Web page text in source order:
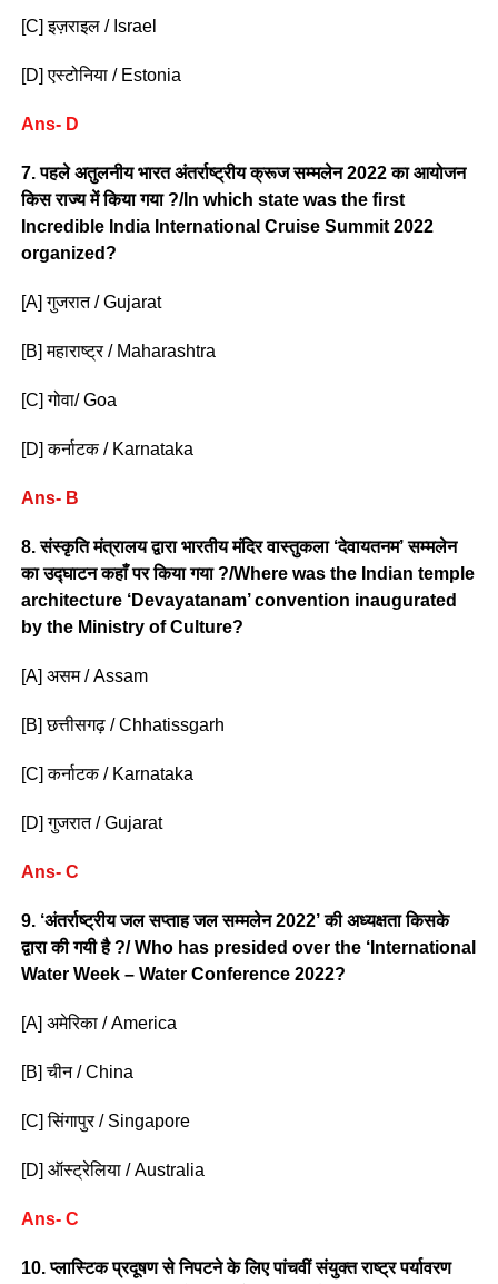
[C] इज़राइल / Israel
[D] एस्टोनिया / Estonia
Ans- D
7. पहले अतुलनीय भारत अंतर्राष्ट्रीय क्रूज सम्मलेन 2022 का आयोजन
किस राज्य में किया गया ?/In which state was the first
Incredible India International Cruise Summit 2022
organized?
[A] गुजरात / Gujarat
[B] महाराष्ट्र / Maharashtra
[C] गोवा/ Goa
[D] कर्नाटक / Karnataka
Ans- B
8. संस्कृति मंत्रालय द्वारा भारतीय मंदिर वास्तुकला ‘देवायतनम’ सम्मलेन
का उ‌द्घाटन कहाँ पर किया गया ?/Where was the Indian temple
architecture ‘Devayatanam’ convention inaugurated
by the Ministry of Culture?
[A] असम / Assam
[B] छत्तीसगढ़ / Chhatissgarh
[C] कर्नाटक / Karnataka
[D] गुजरात / Gujarat
Ans- C
9. ‘अंतर्राष्ट्रीय जल सप्ताह जल सम्मलेन 2022’ की अध्यक्षता किसके
द्वारा की गयी है ?/ Who has presided over the ‘International
Water Week – Water Conference 2022?
[A] अमेरिका / America
[B] चीन / China
[C] सिंगापुर / Singapore
[D] ऑस्ट्रेलिया / Australia
Ans- C
10. प्लास्टिक प्रदूषण से निपटने के लिए पांचवीं संयुक्त राष्ट्र पर्यावरण